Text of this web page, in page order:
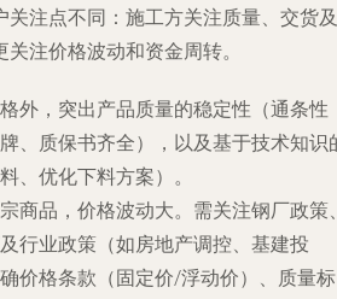
关注点不同：施工方关注质量、交货及
注价格波动和资金周转。
格外，突出产品质量的稳定性（通条性
、质保书齐全），以及基于技术知识
、优化下料方案）。
宗商品，价格波动大。需关注钢厂政策
行业政策（如房地产调控、基建投
价格条款（固定价/浮动价）、质量标